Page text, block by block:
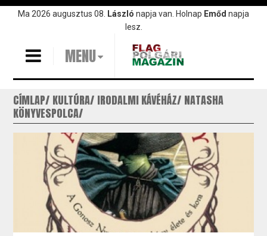
UgrásMa 2026 augusztus 08. László napja van. Holnap Emőd napja
lesz.
MENU
CÍMLAP KULTÚRA IRODALMI KÁVÉHÁZ NATASHA
KÖNYVESPOLCA